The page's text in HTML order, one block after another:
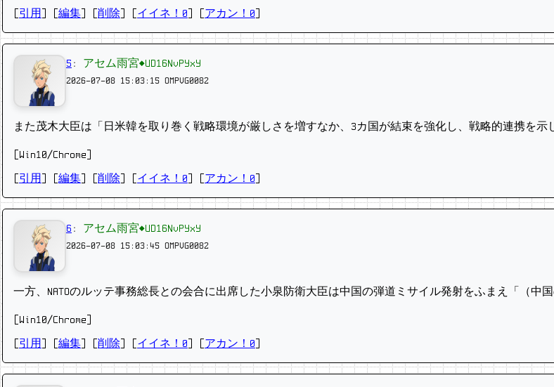
引用 編集 削除 イイネ！0 アカン！0
5 : アセム雨宮◆UD16NvPYxY
2026-07-08 15:03:15 OMPVG0082
また茂木大臣は「日米韓を取り巻く戦略環境が厳しさを増すなか、3カ国が結束を強化し、戦略的連携を
[Win10/Chrome]
引用 編集 削除 イイネ！0 アカン！0
6 : アセム雨宮◆UD16NvPYxY
2026-07-08 15:03:45 OMPVG0082
一方、NATOのルッテ事務総長との会合に出席した小泉防衛大臣は中国の弾道ミサイル発射をふまえ「（
[Win10/Chrome]
引用 編集 削除 イイネ！0 アカン！0